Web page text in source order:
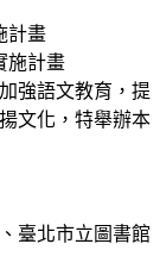
計畫
施計畫
強語文教育，提
文化，特舉辦本
臺北市立圖書館